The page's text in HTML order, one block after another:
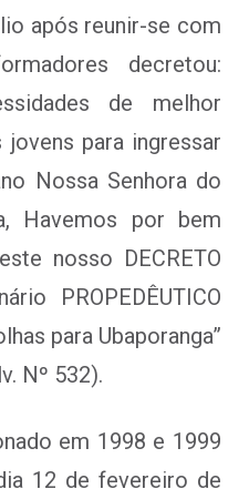
após reunir-se com
decretou:
de melhor
para ingressar
Nossa Senhora do
Havemos por bem
nosso DECRETO
PROPEDÊUTICO
para Ubaporanga”
Nº 532).
em 1998 e 1999
12 de fevereiro de